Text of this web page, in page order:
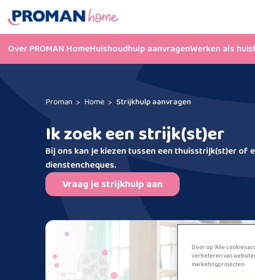
Over PROMAN HomeHuishoudhulp aanvragenWerken als
Proman Home Strijkhulp aanvragen
Ik zoek een strijk(st)er
Bij ons kan je kiezen tussen een thuisstrijk(st)er of
dienstencheques.
Vraag je strijkhulp aan
Door op “Alle cookies
verbeteren van
marketingprojecten.